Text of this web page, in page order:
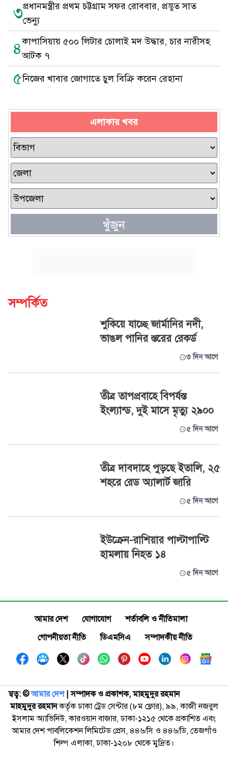
৩প্রধানমন্ত্রীর প্রথম চট্টগ্রাম সফর রোববার, প্রস্তুত সাত
ভেন্যু
৪কাপাসিয়ায় ৫০০ লিটার চোলাই মদ উদ্ধার, চার নারীসহ
আটক ৭
৫নিজের খাবার জোগাতে চুল বিক্রি করেন রেহানা
এলাকার খবর
খুঁজুন
সম্পর্কিত
শুকিয়ে যাচ্ছে জার্মানির নদী,
ভাঙল পানির স্তরের রেকর্ড
৩ দিন আগে
তীব্র তাপপ্রবাহে বিপর্যস্ত
ইংল্যান্ড, দুই মাসে মৃত্যু ২৯০০
৫ দিন আগে
তীব্র দাবদাহে পুড়ছে ইতালি, ২৫
শহরে রেড অ্যালার্ট জারি
৫ দিন আগে
ইউক্রেন-রাশিয়ার পাল্টাপাল্টি
হামলায় নিহত ১৪
৫ দিন আগে
আমার দেশ যোগাযোগ
শর্তাবলি ও নীতিমালা
গোপনীয়তা নীতি
ডিএমসিএ সম্পাদকীয় নীতি
স্বত্ব: ©️আমার দেশ| সম্পাদক ও প্রকাশক, মাহমুদুর রহমান
মাহমুদুর রহমানকর্তৃক ঢাকা ট্রেড সেন্টার (৮ম ফ্লোর), ৯৯, কাজী নজরুল
ইসলাম অ্যাভিনিউ, কারওয়ান বাজার, ঢাকা-১২১৫ থেকে প্রকাশিত এবং
আমার দেশ পাবলিকেশন লিমিটেড প্রেস, ৪৪৬/সি ও ৪৪৬/ডি, তেজগাঁও
শিল্প এলাকা, ঢাকা-১২০৮ থেকে মুদ্রিত।